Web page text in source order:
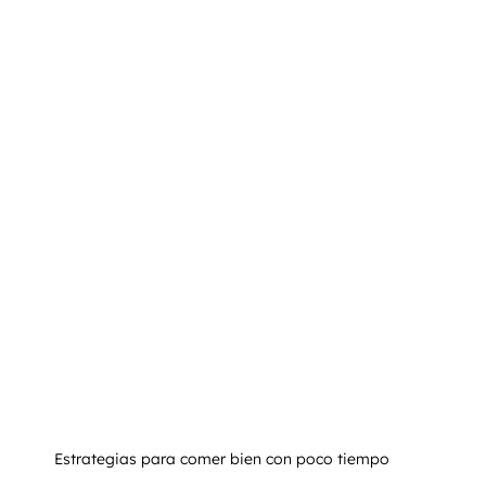
Estrategias para comer bien con poco tiempo